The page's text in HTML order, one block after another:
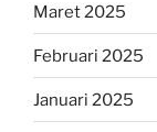
Maret 2025
Februari 2025
Januari 2025